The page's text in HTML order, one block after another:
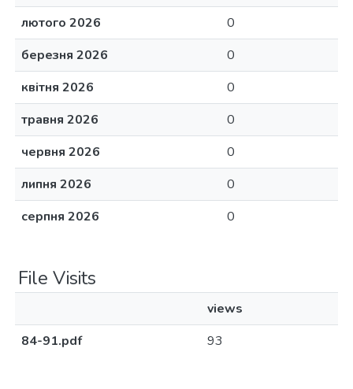
лютого 2026
0
березня 2026
0
квітня 2026
0
травня 2026
0
червня 2026
0
липня 2026
0
серпня 2026
0
File Visits
views
84-91.pdf
93